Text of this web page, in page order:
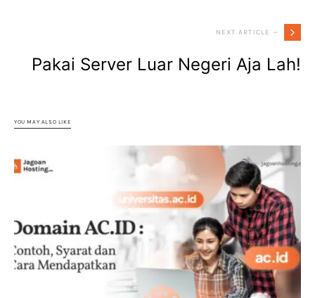
NEXT ARTICLE —
Pakai Server Luar Negeri Aja Lah!
YOU MAY ALSO LIKE